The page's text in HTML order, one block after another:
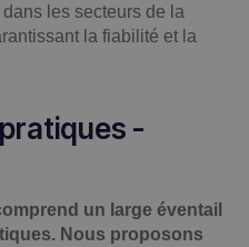
les secteurs de la
la fiabilité et la
-
un large éventail
Nous proposons